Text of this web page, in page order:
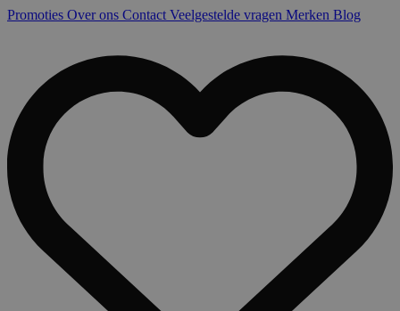
Promoties Over ons Contact Veelgestelde vragen Merken Blog